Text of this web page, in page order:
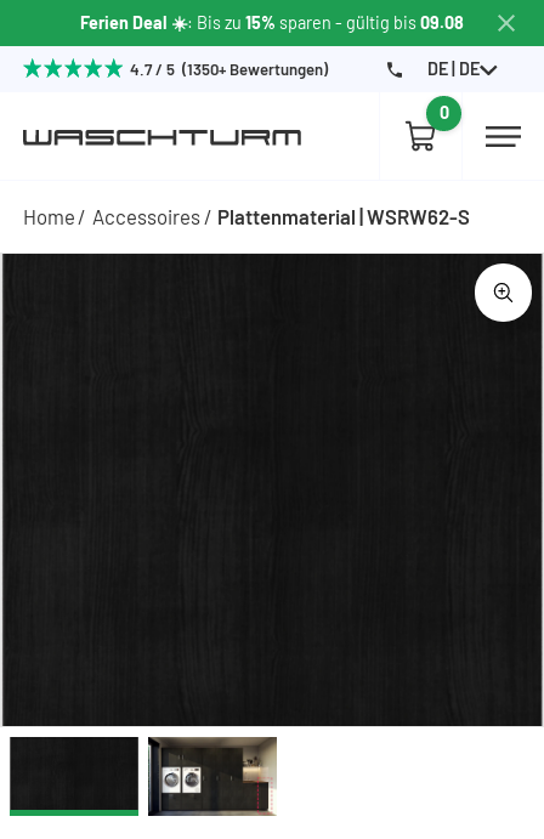
Ferien Deal ☀️: Bis zu 15% sparen - gültig bis09.08
4.7 / 5 (1350+ Bewertungen) DE | DE
0
Home Accessoires Plattenmaterial | WSRW62-S